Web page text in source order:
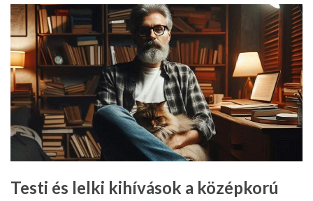
Testi és lelki kihívások a középkorú